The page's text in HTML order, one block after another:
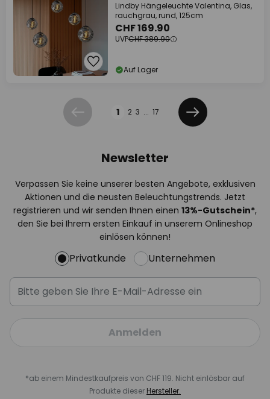
Lindby Hängeleuchte Valentina, Glas,
rauchgrau, rund, 125cm
CHF 169.90
UVPCHF 389.90
Auf Lager
Zurück 1 2 3 ... 17
Weiter
Newsletter
Verpassen Sie keine unserer besten Angebote, exklusiven
Aktionen und die neusten Beleuchtungstrends. Jetzt
registrieren und wir senden Ihnen einen 13%-Gutschein*,
den Sie bei Ihrem ersten Einkauf in unserem Onlineshop
einlösen können!
Privatkunde Unternehmen
Anmelden
*ab einem Mindestkaufpreis von CHF 119. Nicht einlösbar auf
Produkte dieser Hersteller.